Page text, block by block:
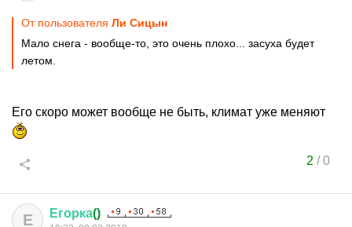
От пользователя Ли Сицын
Мало снега - вообще-то, это очень плохо... засуха будет
летом.
Его скоро может вообще не быть, климат уже меняют
2 /0
Е Егорка()